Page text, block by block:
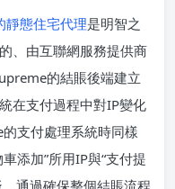
靜態住宅代理是明智之
、由互聯網服務提供商
的結賬後端建立
在支付過程中對IP變化
支付處理系統時同樣
添加”所用IP與“支付提